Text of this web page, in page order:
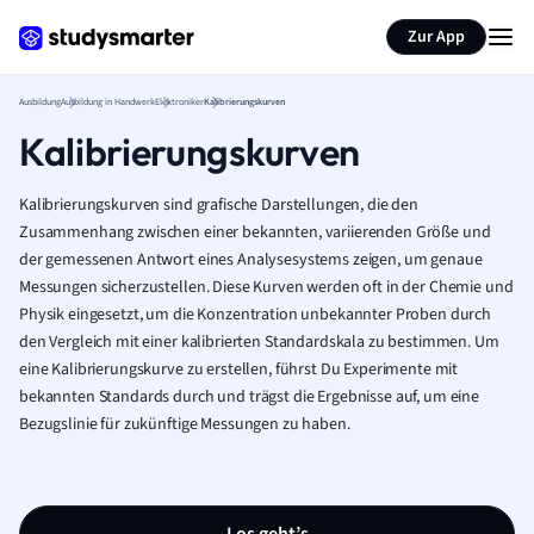
Zur App
AusbildungAusbildung in HandwerkElektronikerKalibrierungskurven
Kalibrierungskurven
Kalibrierungskurven sind grafische Darstellungen, die den
Zusammenhang zwischen einer bekannten, variierenden Größe und
der gemessenen Antwort eines Analysesystems zeigen, um genaue
Messungen sicherzustellen. Diese Kurven werden oft in der Chemie und
Physik eingesetzt, um die Konzentration unbekannter Proben durch
den Vergleich mit einer kalibrierten Standardskala zu bestimmen. Um
eine Kalibrierungskurve zu erstellen, führst Du Experimente mit
bekannten Standards durch und trägst die Ergebnisse auf, um eine
Bezugslinie für zukünftige Messungen zu haben.